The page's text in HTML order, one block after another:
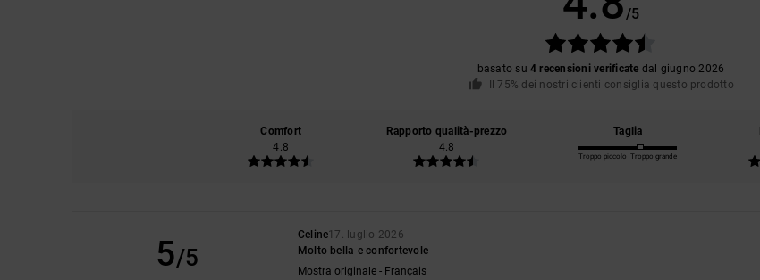
/5
basato su4 recensioni verificate dal giugno 2026
Il 75% dei nostri clienti consiglia questo prodotto
Comfort
4.8
Rapporto qualità-prezzo
4.8
Taglia
Troppo piccolo Troppo grande
5/5
Celine17. luglio 2026
Molto bella e confortevole
Mostra originale - Français